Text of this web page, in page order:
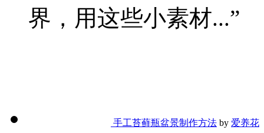
界，用这些小素材...”
手工苔藓瓶盆景制作方法 by 爱养花